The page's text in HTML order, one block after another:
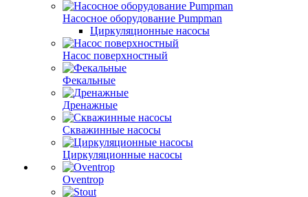
Насосное оборудование Pumpman
Циркуляционные насосы
Насос поверхностный
Фекальные
Дренажные
Скважинные насосы
Циркуляционные насосы
Oventrop